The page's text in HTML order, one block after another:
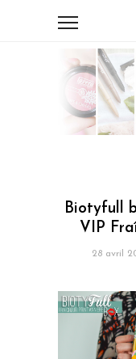
Biotyfull
VIP
28 avril